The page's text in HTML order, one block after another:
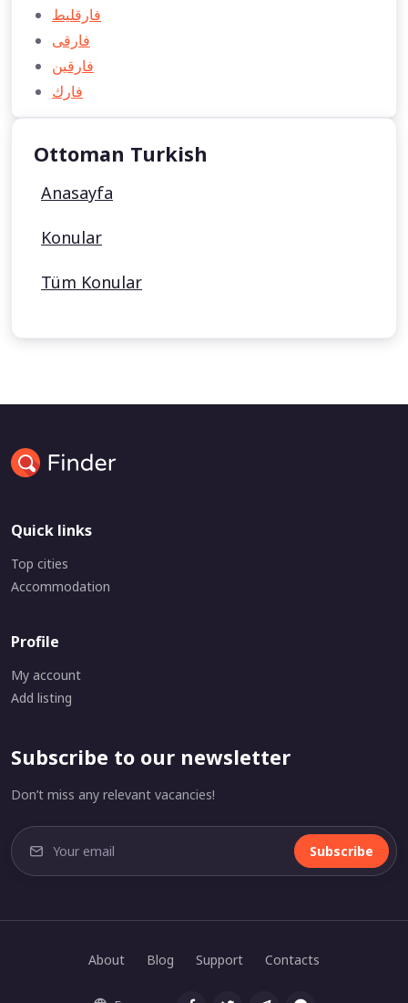
فارقلیط
فارقی
فارقين
فارك
Ottoman Turkish
Anasayfa
Konular
Tüm Konular
Quick links
Top cities
Accommodation
Profile
My account
Add listing
Subscribe to our newsletter
Don’t miss any relevant vacancies!
Subscribe
About Blog Support Contacts